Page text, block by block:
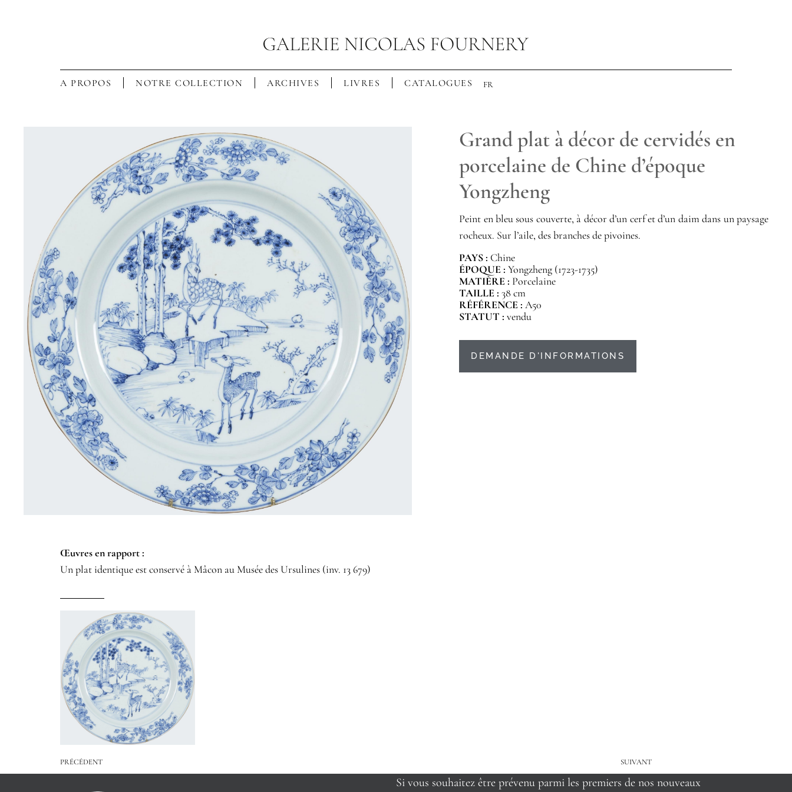
A PROPOS NOTRE COLLECTION ARCHIVES LIVRES CATALOGUES FR
Grand plat à décor de cervidés en
porcelaine de Chine d’époque
Yongzheng
Peint en bleu sous couverte, à décor d’un cerf et d’un daim dans un paysage
rocheux. Sur l’aile, des branches de pivoines.
PAYS : Chine
ÉPOQUE : Yongzheng (1723-1735)
MATIÈRE : Porcelaine
TAILLE :38 cm
RÉFÉRENCE :A50
STATUT :vendu
DEMANDE D'INFORMATIONS
Œuvres en rapport :​
Un plat identique est conservé à Mâcon au Musée des Ursulines (inv. 13 679)
PRÉCÉDENT SUIVANT
Si vous souhaitez être prévenu parmi les premiers de nos nouveaux